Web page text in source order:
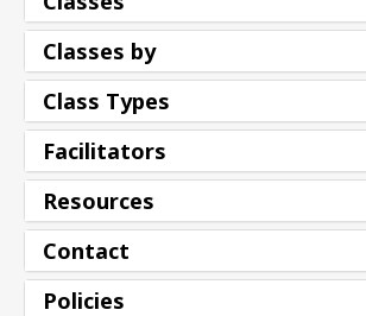
Classes by
Class Types
Facilitators
Resources
Contact
Policies